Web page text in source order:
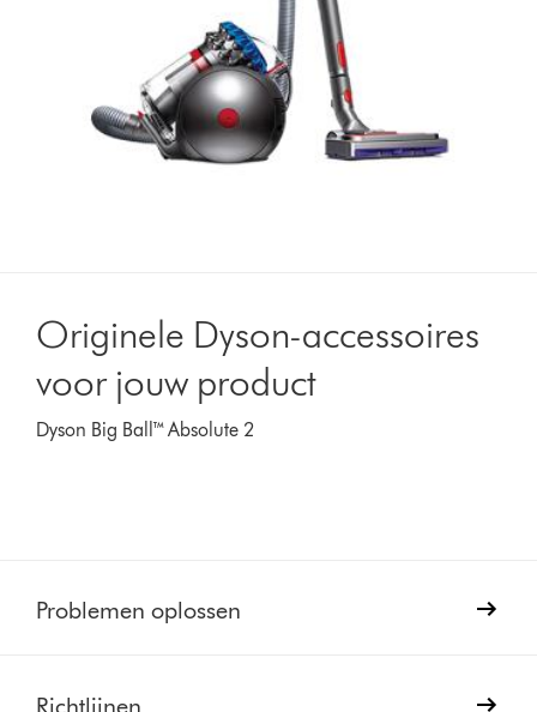
Originele Dyson-accessoires
voor jouw product
Dyson Big Ball™ Absolute 2
Problemen oplossen
Richtlijnen